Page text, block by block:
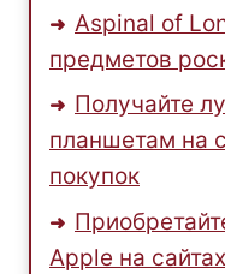
Aspinal of
предметов
Получайте
планшетам на
покупок
Apple на